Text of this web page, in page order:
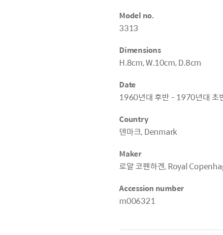
Model no.
3313
Dimensions
H.8cm, W.10cm, D.8cm
Date
1960년대 후반 - 1970년대 초
Country
덴마크, Denmark
Maker
로얄 코펜하겐, Royal
Accession number
m006321